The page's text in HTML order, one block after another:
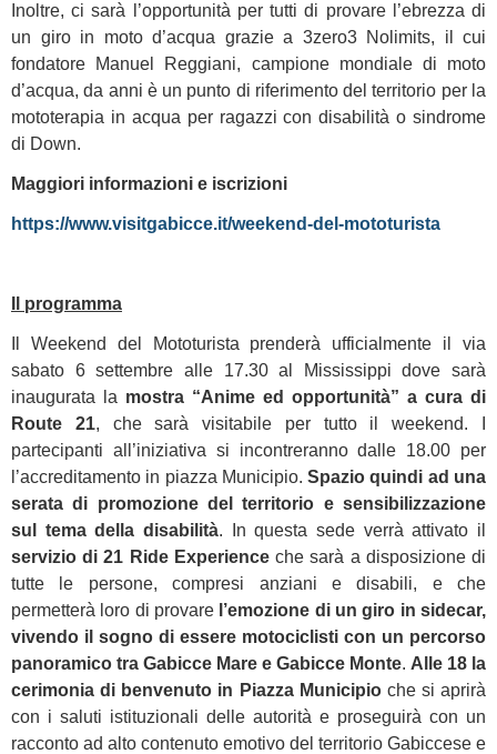
Inoltre, ci sarà l’opportunità per tutti di provare l’ebrezza di
un giro in moto d’acqua grazie a 3zero3 Nolimits, il cui
fondatore Manuel Reggiani, campione mondiale di moto
d’acqua, da anni è un punto di riferimento del territorio per la
mototerapia in acqua per ragazzi con disabilità o sindrome
di Down.
Maggiori informazioni e iscrizioni
https://www.visitgabicce.it/weekend-del-mototurista
Il programma
Il Weekend del Mototurista prenderà ufficialmente il via
sabato 6 settembre alle 17.30 al Mississippi dove sarà
inaugurata la mostra “Anime ed opportunità” a cura di
Route 21, che sarà visitabile per tutto il weekend. I
partecipanti all’iniziativa si incontreranno dalle 18.00 per
l’accreditamento in piazza Municipio.Spazio quindi ad una
serata di promozione del territorio e sensibilizzazione
sul tema della disabilità. In questa sede verrà attivato il
servizio di 21 Ride Experienceche sarà a disposizione di
tutte le persone, compresi anziani e disabili, e che
permetterà loro di provare l’emozione di un giro in sidecar,
vivendo il sogno di essere motociclisti con un percorso
panoramico tra Gabicce Mare e Gabicce Monte. Alle 18 la
cerimonia di benvenuto in Piazza Municipioche si aprirà
con i saluti istituzionali delle autorità e proseguirà con un
racconto ad alto contenuto emotivo del territorio Gabiccese e